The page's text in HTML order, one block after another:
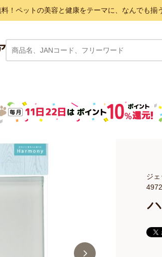
！ペットの美容と健康をテーマに、なんでも揃
ジェ